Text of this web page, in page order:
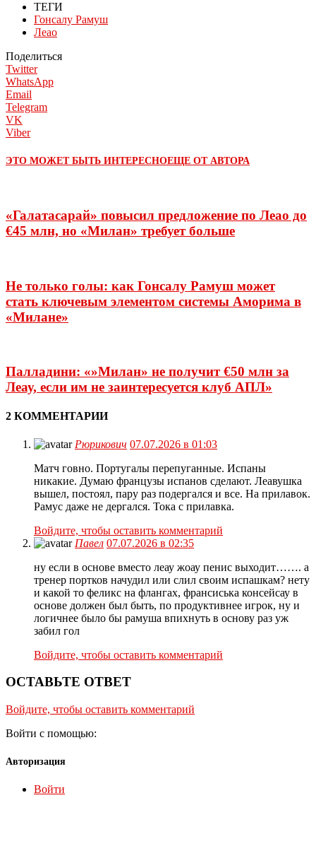
ТЕГИ
Гонсалу Рамуш
Леао
Поделиться
Twitter
WhatsApp
Email
Telegram
VK
Viber
ЭТО МОЖЕТ БЫТЬ ИНТЕРЕСНОЕЩЕ ОТ АВТОРА
«Галатасарай» повысил предложение по Леао до
€45 млн, но «Милан» требует больше
Не только голы: как Гонсалу Рамуш может
стать ключевым элементом системы Аморима в
«Милане»
Палладини: «»Милан» не получит €50 млн за
Леау, если им не заинтересуется клуб АПЛ»
2 КОММЕНТАРИИ
Рюрикович 07.07.2026 в 01:03
Матч говно. Португалы перепуганные. Испаны
никакие. Думаю французы испанов сделают. Леавушка
вышел, постоял, пару раз подергался и все. На прилавок.
Рамус даже не дергался. Тока с прилавка.
Войдите, чтобы оставить комментарий
Павел 07.07.2026 в 02:35
ну если в основе вместо леау жоау пенис выходит……. а
тренер портков начудил или слил своим испашкам? нету
и какой то феликс на флангах, франсиська консейсау в
основе должен был быть, по продуктивнее игрок, ну и
логичнее было бы рамуша впихнуть в основу раз уж
забил гол
Войдите, чтобы оставить комментарий
ОСТАВЬТЕ ОТВЕТ
Войдите, чтобы оставить комментарий
Войти с помощью:
Авторизация
Войти